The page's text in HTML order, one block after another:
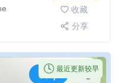
收藏
分享
🕓 最近更新较早